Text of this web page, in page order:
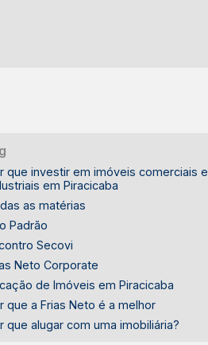
que investir em imóveis comerciais e
em Piracicaba
as matérias
Padrão
Secovi
Neto Corporate
de Imóveis em Piracicaba
que a Frias Neto é a melhor
que alugar com uma imobiliária?